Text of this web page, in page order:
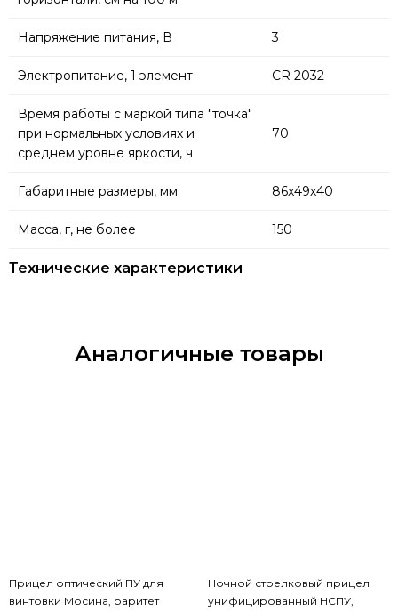
Технические характеристики
Напряжение питания, В 3
Электропитание, 1 элемент СR 2032
Время работы с маркой типа "точка"
при нормальных условиях и
среднем уровне яркости, ч
70
Габаритные размеры, мм 86х49х40
Масса, г, не более 150
Аналогичные товары
Прицел оптический ПУ для
винтовки Мосина, раритет
Ночной стрелковый прицел
унифицированный НСПУ,